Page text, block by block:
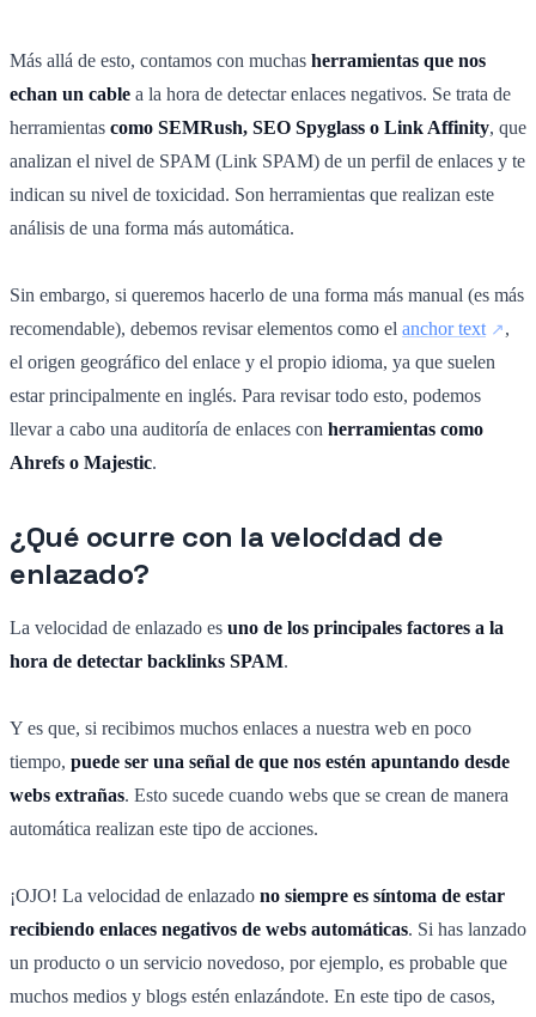
Más allá de esto, contamos con muchas herramientas que nos
echan un cable a la hora de detectar enlaces negativos. Se trata de
herramientas como SEMRush, SEO Spyglass o Link Affinity, que
analizan el nivel de SPAM (Link SPAM) de un perfil de enlaces y te
indican su nivel de toxicidad. Son herramientas que realizan este
análisis de una forma más automática.
Sin embargo, si queremos hacerlo de una forma más manual (es más
recomendable), debemos revisar elementos como el anchor text
,
el origen geográfico del enlace y el propio idioma, ya que suelen
estar principalmente en inglés. Para revisar todo esto, podemos
llevar a cabo una auditoría de enlaces con herramientas como
Ahrefs o Majestic.
¿Qué ocurre con la velocidad de
enlazado?
La velocidad de enlazado es uno de los principales factores a la
hora de detectar backlinks SPAM.
Y es que, si recibimos muchos enlaces a nuestra web en poco
tiempo, puede ser una señal de que nos estén apuntando desde
webs extrañas. Esto sucede cuando webs que se crean de manera
automática realizan este tipo de acciones.
¡OJO! La velocidad de enlazado no siempre es síntoma de estar
recibiendo enlaces negativos de webs automáticas. Si has lanzado
un producto o un servicio novedoso, por ejemplo, es probable que
muchos medios y blogs estén enlazándote. En este tipo de casos,